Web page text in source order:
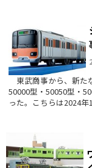
東武商事から、新た
50000型・50050型・
った。こちらは2024